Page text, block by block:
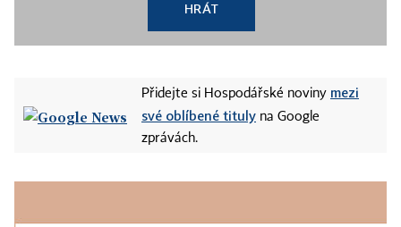
HRÁT
Přidejte si Hospodářské noviny mezi
své oblíbené tituly na Google
zprávách.